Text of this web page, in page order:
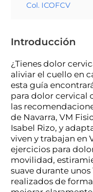
Col. ICOFCV
Introducción
¿Tienes dolor
aliviar el cuello en
esta guía
para dolor cervical
las
de Navarra, VM
Isabel Rizo, y
viven y trabajan en
ejercicios para
movilidad,
suave durante
realizados de